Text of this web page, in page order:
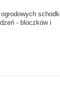
- bloczków i